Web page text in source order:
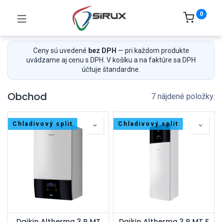
0
Ceny sú uvedené bez DPH — pri každom produkte
uvádzame aj cenu s DPH. V košíku a na faktúre sa DPH
účtuje štandardne.
Obchod 7 nájdené položky.
Chladivový split Chladivový split